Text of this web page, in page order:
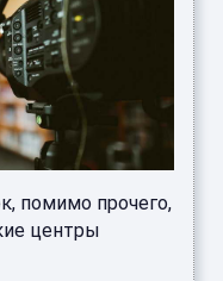
помимо прочего,
центры